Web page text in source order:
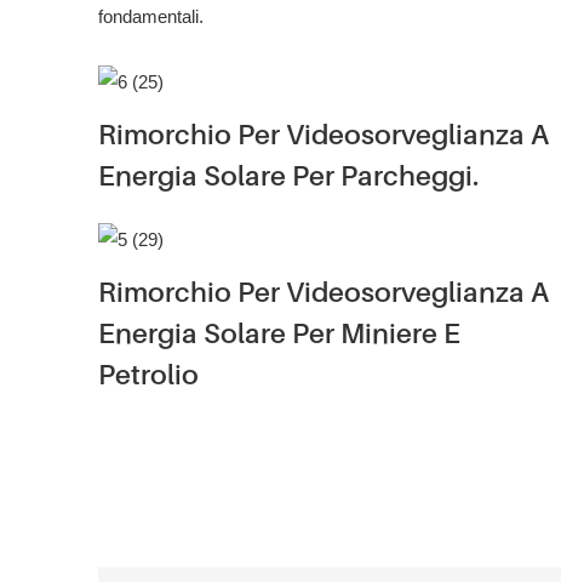
fondamentali.
Rimorchio Per Videosorveglianza A
Energia Solare Per Parcheggi.
Rimorchio Per Videosorveglianza A
Energia Solare Per Miniere E
Petrolio